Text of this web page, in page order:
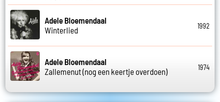
Adele Bloemendaal
Winterlied
1992
Adele Bloemendaal
Zallemenut (nog een keertje overdoen)
1974